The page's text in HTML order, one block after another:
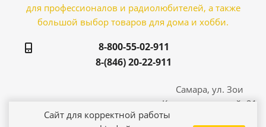
для профессионалов и радиолюбителей, а также
большой выбор товаров для дома и хобби.
8-800-55-02-911
8-(846) 20-22-911
Самара, ул. Зои
Космодемьянской, 21
Сайт для корректной работы